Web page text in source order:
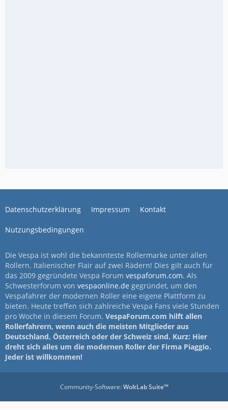
Datenschutzerklärung Impressum Kontakt
Nutzungsbedingungen
Die Vespa ist wohl die bekannteste Rollermarke unter allen
Rollern. Italienischer Flair auf zwei Rädern! Dies gilt auch für
das 2009 gegründete Vespa Forum vespaforum.com. Als
Schwesterforum von vespaonline.de gegründet, um den
Vespafahrer der modernen Roller eine eigene Plattform zu
bieten. Heute treffen sich zahlreiche Vespa Fans viele Stunden
pro Woche in diesem Forum. VespaForum.com hilft allen
Rollerfahrern, wenn auch die meisten Mitglieder aus
Deutschland, Österreich oder der Schweiz sind. Kurz: Hier
dreht sich alles um die modernen Roller der Firma Piaggio.
Jeder ist willkommen!
Community-Software:WoltLab Suite™